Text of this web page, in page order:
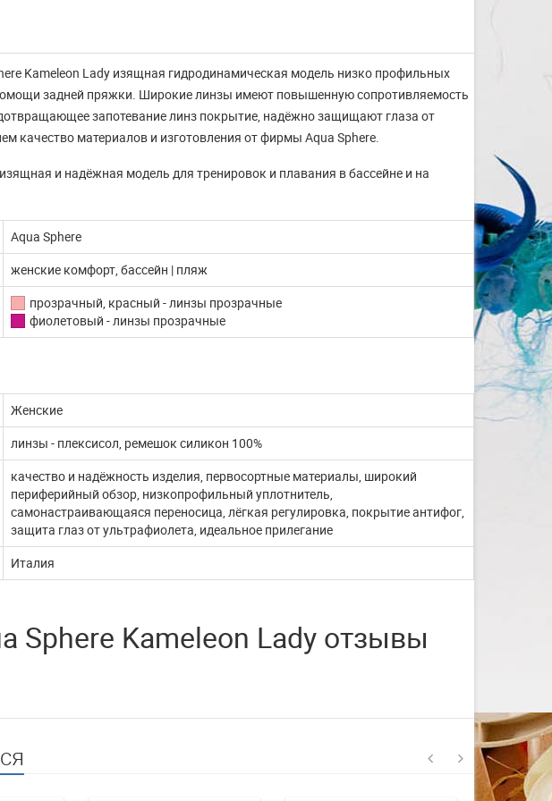
магазин
дни, наш интернет
работать. Мы с
выпол...
шапочек для плавания
Изготовление на заказ шапочек для
плавания со своим логотипом или
рисунком. ...
ЧИТАТЬ ДАЛЬШЕ
Kameleon Lady изящная гидродинамическая модель низко профильных
задней пряжки. Широкие линзы имеют повышенную сопротивляемость
запотевание линз покрытие, надёжно защищают глаза от
качество материалов и изготовления от фирмы Aqua Sphere.
и надёжная модель для тренировок и плавания в бассейне и на
Aqua Sphere
женские комфорт, бассейн | пляж
прозрачный, красный - линзы прозрачные
фиолетовый - линзы прозрачные
Женские
линзы - плексисол, ремешок силикон 100%
качество и надёжность изделия, первосортные материалы, широкий
периферийный обзор, низкопрофильный уплотнитель,
самонастраивающаяся переносица, лёгкая регулировка, покрытие антифог,
защита глаз от ультрафиолета, идеальное прилегание
Италия
Sphere Kameleon Lady отзывы